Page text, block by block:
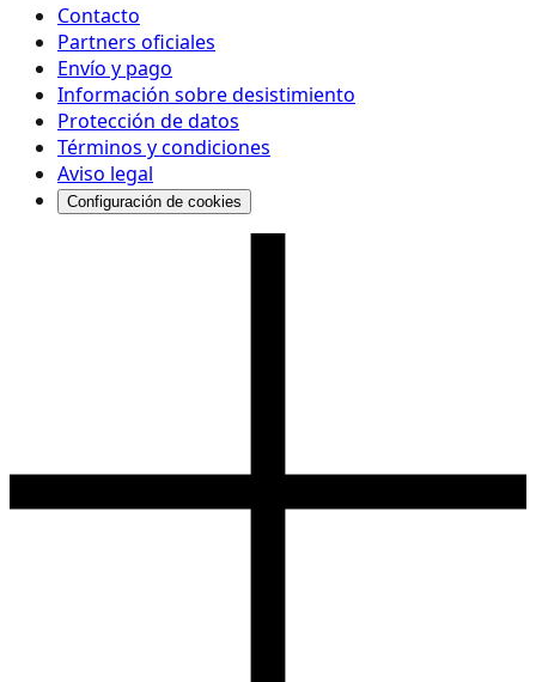
Contacto
Partners oficiales
Envío y pago
Información sobre desistimiento
Protección de datos
Términos y condiciones
Aviso legal
Configuración de cookies